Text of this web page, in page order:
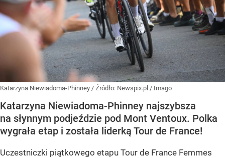
Katarzyna Niewiadoma-Phinney / Źródło: Newspix.pl / Imago
Katarzyna Niewiadoma-Phinney najszybsza
na słynnym podjeździe pod Mont Ventoux. Polka
wygrała etap i została liderką Tour de France!
Uczestniczki piątkowego etapu Tour de France Femmes